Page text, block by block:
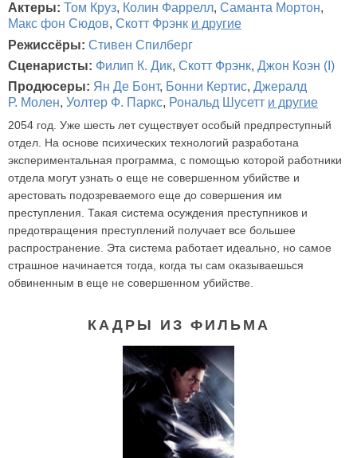
Актеры: Том Круз, Колин Фаррелл, Саманта Мортон,
Макс фон Сюдов, Скотт Фрэнк и другие
Режиссёры: Стивен Спилберг
Сценаристы: Филип К. Дик, Скотт Фрэнк, Джон Коэн (I)
Продюсеры: Ян Де Бонт, Бонни Кертис, Джералд
Р. Молен, Уолтер Ф. Паркс, Рональд Шусетт и другие
2054 год. Уже шесть лет существует особый предпреступный
отдел. На основе психических технологий разработана
экспериментальная программа, с помощью которой работники
отдела могут узнать о еще не совершенном убийстве и
арестовать подозреваемого еще до совершения им
преступления. Такая система осуждения преступников и
предотвращения преступлений получает все большее
распространение. Эта система работает идеально, но самое
страшное начинается тогда, когда ты сам оказываешься
обвиненным в еще не совершенном убийстве.
КАДРЫ ИЗ ФИЛЬМА